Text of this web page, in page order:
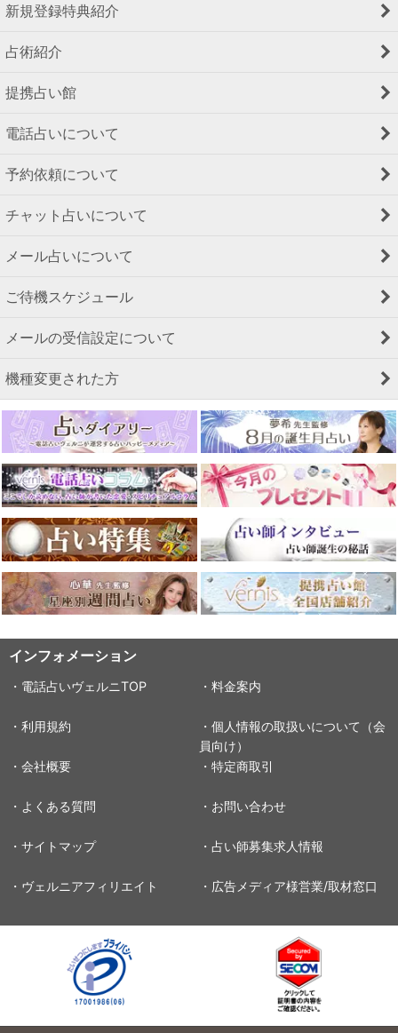
新規登録特典紹介
占術紹介
提携占い館
電話占いについて
予約依頼について
チャット占いについて
メール占いについて
ご待機スケジュール
メールの受信設定について
機種変更された方
インフォメーション
・電話占いヴェルニTOP ・料金案内
・利用規約
・個人情報の取扱いについて（会
員向け）
・会社概要
・特定商取引
・よくある質問 ・お問い合わせ
・サイトマップ ・占い師募集求人情報
・ヴェルニアフィリエイト ・広告メディア様営業/取材窓口